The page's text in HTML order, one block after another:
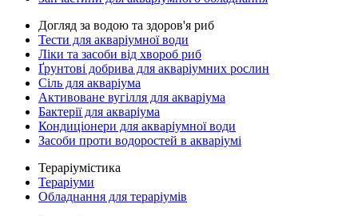
Догляд за водою та здоров'я риб
Тести для акваріумної води
Ліки та засоби від хвороб риб
Ґрунтові добрива для акваріумних рослин
Сіль для акваріума
Активоване вугілля для акваріума
Бактерії для акваріума
Кондиціонери для акваріумної води
Засоби проти водоростей в акваріумі
Тераріумістика
Тераріуми
Обладнання для тераріумів